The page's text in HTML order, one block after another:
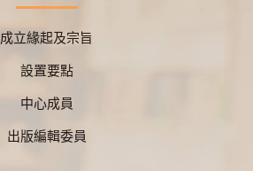
成立緣起及宗旨
設置要點
中心成員
出版編輯委員